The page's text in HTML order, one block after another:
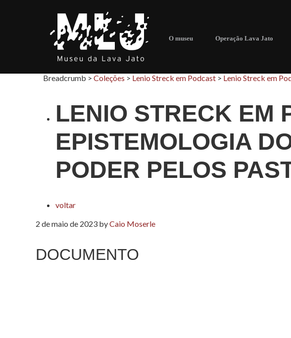
O museu Operação Lava Jato
Breadcrumb > Coleções > Lenio Streck em Podcast > Lenio Streck em
LENIO STRECK EM
EPISTEMOLOGIA
PODER PELOS
voltar
2 de maio de 2023 byCaio Moserle
DOCUMENTO